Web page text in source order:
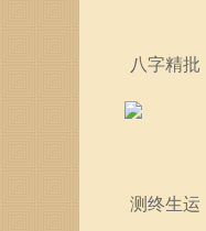
八字精批
测终生运